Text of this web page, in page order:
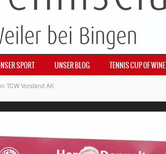
SPORT UNSER BLOG TENNIS CUP OF WINE
TCW Vorstand AK